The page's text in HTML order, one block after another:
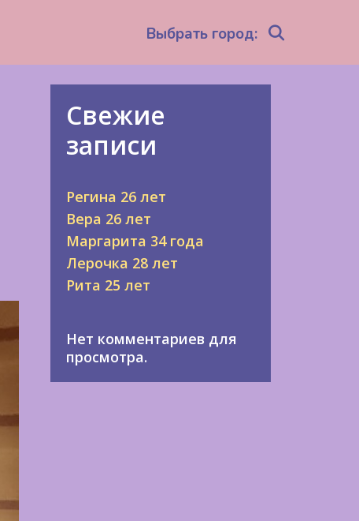
Выбрать город:
Свежие
записи
Регина 26 лет
Вера 26 лет
Маргарита 34 года
Лерочка 28 лет
Рита 25 лет
Нет комментариев для
просмотра.